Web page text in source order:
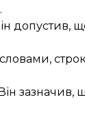
допустив,
зазначив,